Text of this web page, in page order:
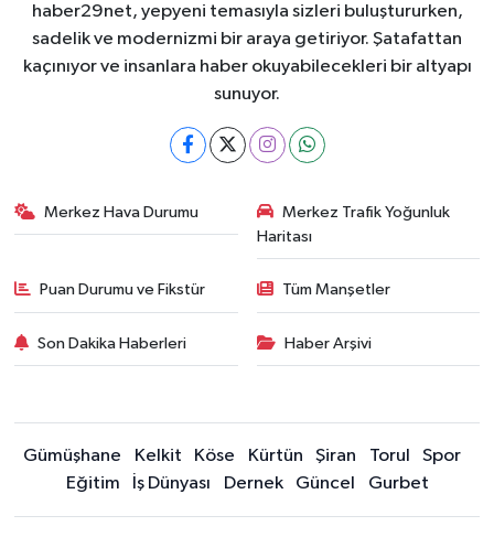
haber29net, yepyeni temasıyla sizleri buluştururken,
sadelik ve modernizmi bir araya getiriyor. Şatafattan
kaçınıyor ve insanlara haber okuyabilecekleri bir altyapı
sunuyor.
Merkez Hava Durumu
Merkez Trafik Yoğunluk
Haritası
Puan Durumu ve Fikstür Tüm Manşetler
Son Dakika Haberleri Haber Arşivi
Gümüşhane Kelkit Köse Kürtün Şiran Torul
Spor
Eğitim
İş Dünyası Dernek Güncel Gurbet